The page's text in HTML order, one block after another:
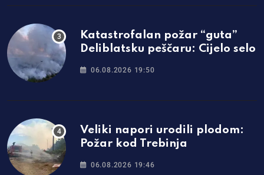
Katastrofalan požar “guta”
Deliblatsku peščaru: Cijelo selo
06.08.2026 19:50
Veliki napori urodili plodom:
Požar kod Trebinja
06.08.2026 19:46